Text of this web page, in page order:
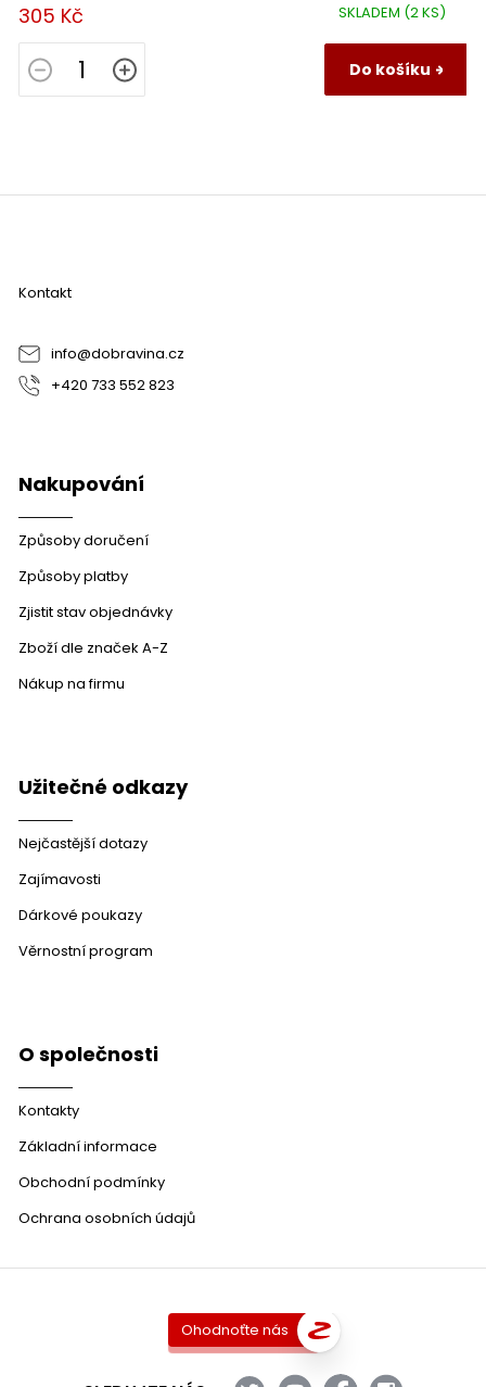
SKLADEM (2 KS)
305 Kč
Do košíku
Z
Kontakt
info@dobravina.cz
+420 733 552 823
Nakupování
Způsoby doručení
Způsoby platby
Zjistit stav objednávky
Zboží dle značek A-Z
Nákup na firmu
Užitečné odkazy
Nejčastější dotazy
Zajímavosti
Dárkové poukazy
Věrnostní program
O společnosti
Kontakty
Základní informace
Obchodní podmínky
Ochrana osobních údajů
Ohodnoťte nás